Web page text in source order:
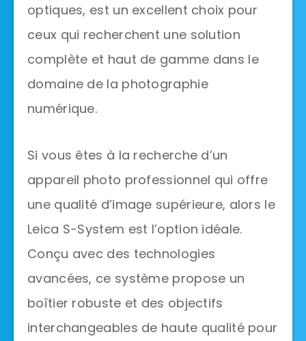
optiques, est un excellent choix pour
ceux qui recherchent une solution
complète et haut de gamme dans le
domaine de la photographie
numérique.
Si vous êtes à la recherche d’un
appareil photo professionnel qui offre
une qualité d’image supérieure, alors le
Leica S-System est l’option idéale.
Conçu avec des technologies
avancées, ce système propose un
boîtier robuste et des objectifs
interchangeables de haute qualité pour